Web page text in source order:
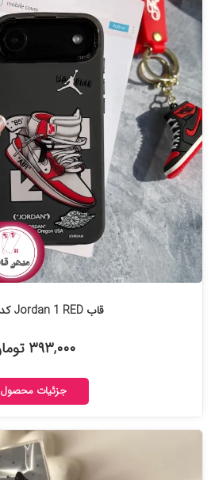
قاب Jordan 1 RED کد-۱۳۳۴۱۲
۳۹۳,۰۰۰ تومان
جزئیات محصول